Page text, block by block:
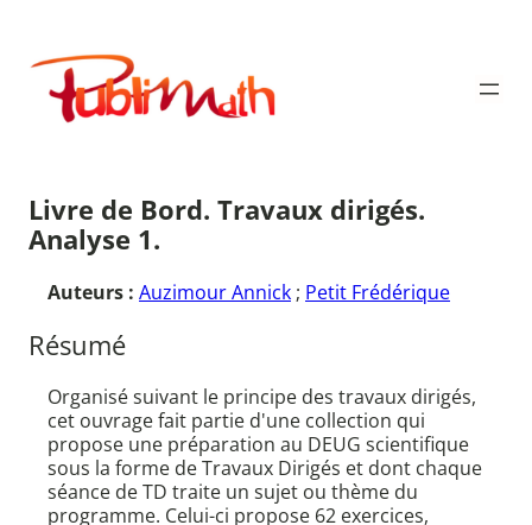
contenu
Publimath
Livre de Bord. Travaux dirigés.
Analyse 1.
Auteurs : Auzimour Annick ; Petit Frédérique
Résumé
Organisé suivant le principe des travaux dirigés,
cet ouvrage fait partie d'une collection qui
propose une préparation au DEUG scientifique
sous la forme de Travaux Dirigés et dont chaque
séance de TD traite un sujet ou thème du
programme. Celui-ci propose 62 exercices,